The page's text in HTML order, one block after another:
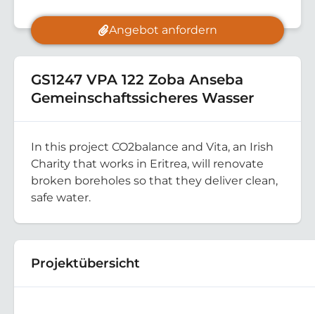
Angebot anfordern
GS1247 VPA 122 Zoba Anseba
Gemeinschaftssicheres Wasser
In this project CO2balance and Vita, an Irish
Charity that works in Eritrea, will renovate
broken boreholes so that they deliver clean,
safe water.
Projektübersicht